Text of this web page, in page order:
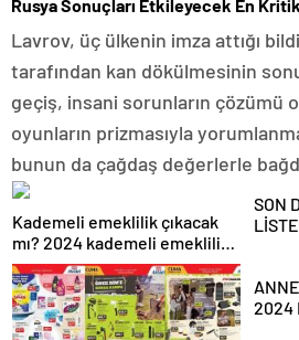
Rusya Sonuçları Etkileyecek En
Lavrov, üç ülkenin imza attığı
tarafından kan dökülmesinin
geçiş, insani sorunların çözümü
oyunların prizmasıyla
bunun da çağdaş değerlerle
Kademeli emeklilik çıkacak
mı? 2024 kademeli emeklilik
son dakika haberleri ve
gelişmeleri
SON
önce
2024